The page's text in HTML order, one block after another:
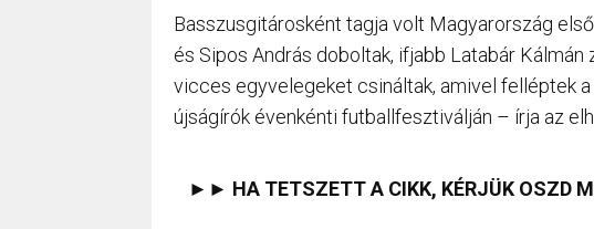
Basszusgitárosként tagja volt Magyarország
és Sipos András doboltak, ifjabb Latabár
vicces egyvelegeket csináltak, amivel felléptek
újságírók évenkénti futballfesztiválján – írja az
►► HA TETSZETT A CIKK, KÉRJÜK OSZD